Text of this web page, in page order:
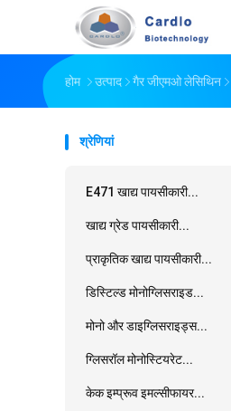
होम उत्पाद गैर जीएमओ लेसिथिन
श्रेणियां
E471 खाद्य पायसीकारी...
खाद्य ग्रेड पायसीकारी...
प्राकृतिक खाद्य पायसीकारी...
डिस्टिल्ड मोनोग्लिसराइड...
मोनो और डाइग्लिसराइड्स...
ग्लिसरॉल मोनोस्टियरेट...
केक इम्प्रूव इमल्सीफायर...